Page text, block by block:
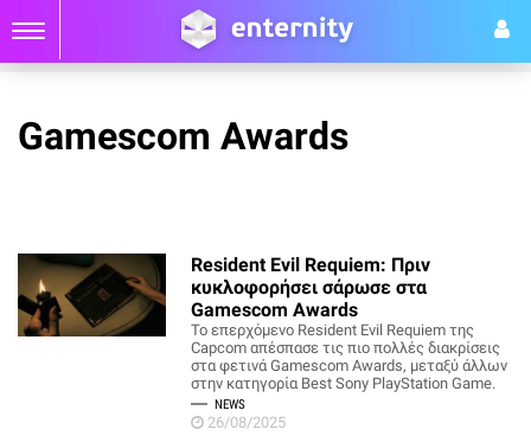
Gamescom Awards
Resident Evil Requiem: Πριν
κυκλοφορήσει σάρωσε στα
Gamescom Awards
Το επερχόμενο Resident Evil Requiem της
Capcom απέσπασε τις πιο πολλές διακρίσεις
στα φετινά Gamescom Awards, μεταξύ άλλων
στην κατηγορία Best Sony PlayStation Game.
NEWS
26/08/2025